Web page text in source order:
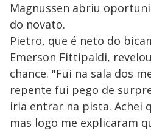
Magnussen abriu
do novato.
Pietro, que é neto do
Emerson Fittipaldi,
chance. "Fui na sala dos
repente fui pego de
iria entrar na pista. Achei
mas logo me explicaram